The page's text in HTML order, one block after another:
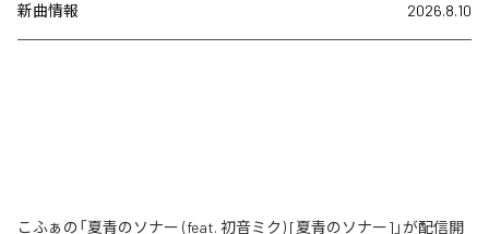
新曲情報 2026.8.10
こふぁの「夏青のソナー (feat. 初音ミク) [夏青のソナー]」が配信開